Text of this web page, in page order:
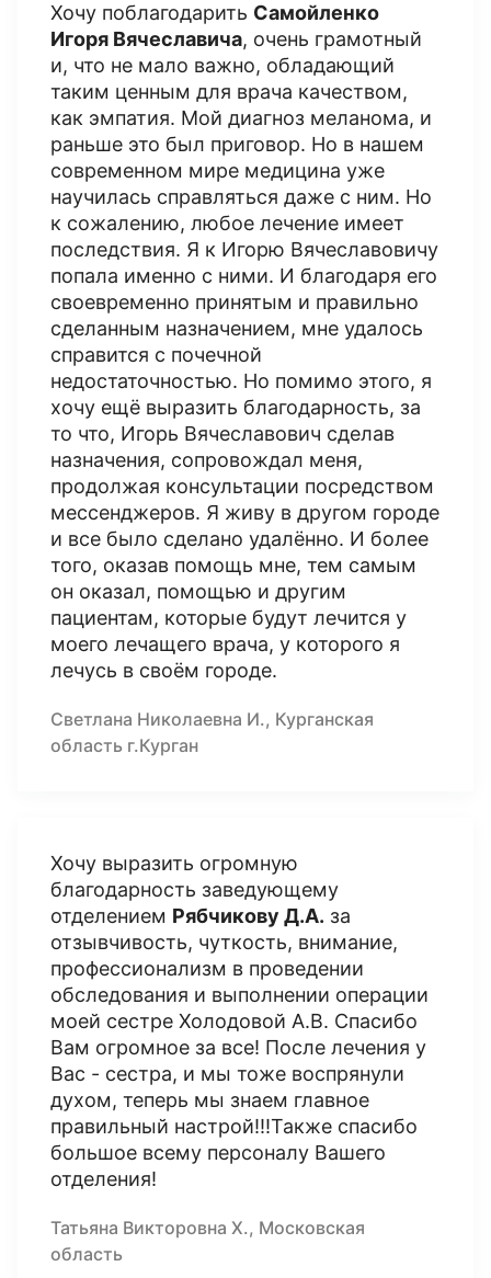
Хочу поблагодарить Самойленко
Игоря Вячеславича, очень грамотный
и, что не мало важно, обладающий
таким ценным для врача качеством,
как эмпатия. Мой диагноз меланома, и
раньше это был приговор. Но в нашем
современном мире медицина уже
научилась справляться даже с ним. Но
к сожалению, любое лечение имеет
последствия. Я к Игорю Вячеславовичу
попала именно с ними. И благодаря его
своевременно принятым и правильно
сделанным назначением, мне удалось
справится с почечной
недостаточностью. Но помимо этого, я
хочу ещё выразить благодарность, за
то что, Игорь Вячеславович сделав
назначения, сопровождал меня,
продолжая консультации посредством
мессенджеров. Я живу в другом городе
и все было сделано удалённо. И более
того, оказав помощь мне, тем самым
он оказал, помощью и другим
пациентам, которые будут лечится у
моего лечащего врача, у которого я
лечусь в своём городе.
Светлана Николаевна И., Курганская
область г.Курган
Хочу выразить огромную
благодарность заведующему
отделением Рябчикову Д.А. за
отзывчивость, чуткость, внимание,
профессионализм в проведении
обследования и выполнении операции
моей сестре Холодовой А.В. Спасибо
Вам огромное за все! После лечения у
Вас - сестра, и мы тоже воспрянули
духом, теперь мы знаем главное
правильный настрой!!!Также спасибо
большое всему персоналу Вашего
отделения!
Татьяна Викторовна Х., Московская
область